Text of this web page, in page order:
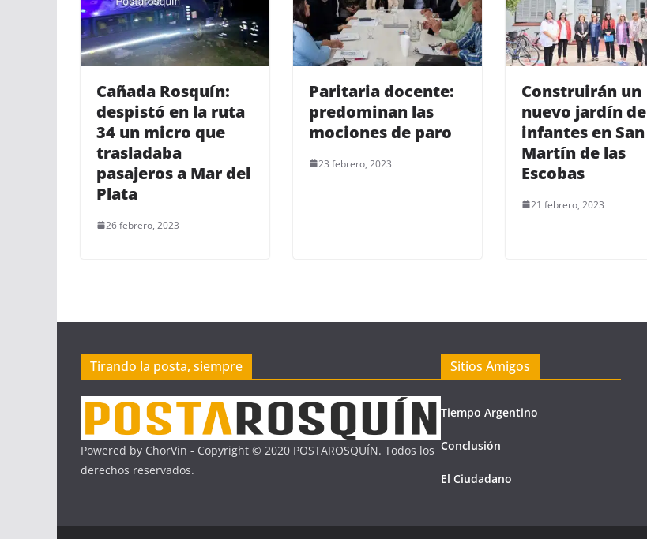
Cañada Rosquín:
despistó en la ruta
34 un micro que
trasladaba
pasajeros a Mar del
Plata
26 febrero, 2023
Paritaria docente:
predominan las
mociones de paro
23 febrero, 2023
Construirán un
nuevo jardín de
infantes en San
Martín de las
Escobas
21 febrero, 2023
Tirando la posta, siempre
Powered by ChorVin - Copyright © 2020 POSTAROSQUÍN. Todos los
derechos reservados.
Sitios Amigos
Tiempo Argentino
Conclusión
El Ciudadano